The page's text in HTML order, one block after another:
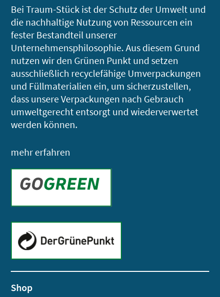
Bei Traum-Stück ist der Schutz der Umwelt und
die nachhaltige Nutzung von Ressourcen ein
fester Bestandteil unserer
Unternehmensphilosophie. Aus diesem Grund
nutzen wir den Grünen Punkt und setzen
ausschließlich recyclefähige Umverpackungen
und Füllmaterialien ein, um sicherzustellen,
dass unsere Verpackungen nach Gebrauch
umweltgerecht entsorgt und wiederverwertet
werden können.
mehr erfahren
Shop